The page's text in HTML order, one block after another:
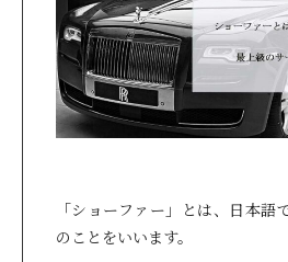
「ショーファー」とは、日本語
のことをいいます。